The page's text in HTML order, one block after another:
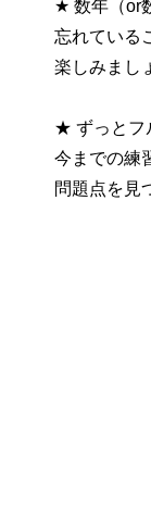
★ 数年（or
忘れている
楽しみまし
★ ずっとフ
今までの練
問題点を見